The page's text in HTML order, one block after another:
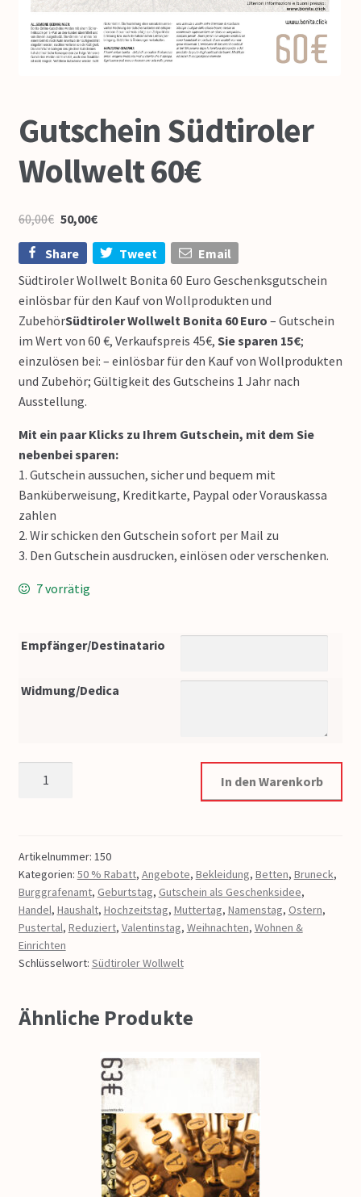
Gutschein Südtiroler
Wollwelt 60€
60,00€ 50,00€
Share Tweet
Email
Südtiroler Wollwelt Bonita 60 Euro Geschenksgutschein
einlösbar für den Kauf von Wollprodukten und
ZubehörSüdtiroler Wollwelt Bonita 60 Euro – Gutschein
im Wert von 60 €, Verkaufspreis 45€, Sie sparen 15€;
einzulösen bei: – einlösbar für den Kauf von Wollprodukten
und Zubehör; Gültigkeit des Gutscheins 1 Jahr nach
Ausstellung.
Mit ein paar Klicks zu Ihrem Gutschein, mit dem Sie
nebenbei sparen:
1. Gutschein aussuchen, sicher und bequem mit
Banküberweisung, Kreditkarte, Paypal oder Vorauskassa
zahlen
2. Wir schicken den Gutschein sofort per Mail zu
3. Den Gutschein ausdrucken, einlösen oder verschenken.
7 vorrätig
Empfänger/Destinatario
Widmung/Dedica
Gutschein Südtiroler Wollwelt 60€ Menge
In den Warenkorb
Artikelnummer: 150
Kategorien: 50 % Rabatt, Angebote, Bekleidung, Betten, Bruneck,
Burggrafenamt, Geburtstag, Gutschein als Geschenksidee,
Handel, Haushalt, Hochzeitstag, Muttertag, Namenstag, Ostern,
Pustertal, Reduziert, Valentinstag, Weihnachten, Wohnen &
Einrichten
Schlüsselwort: Südtiroler Wollwelt
Ähnliche Produkte